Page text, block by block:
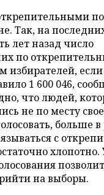
Так, на
лет назад число
по
избирателей,
1 600 046,
что людей,
не по месту
больше
с
на выборы.